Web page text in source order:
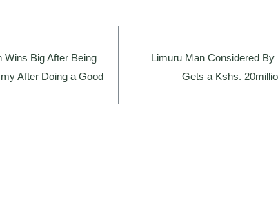
Wins Big After Being
After Doing a Good
Limuru Man Considered By
Gets a Kshs.